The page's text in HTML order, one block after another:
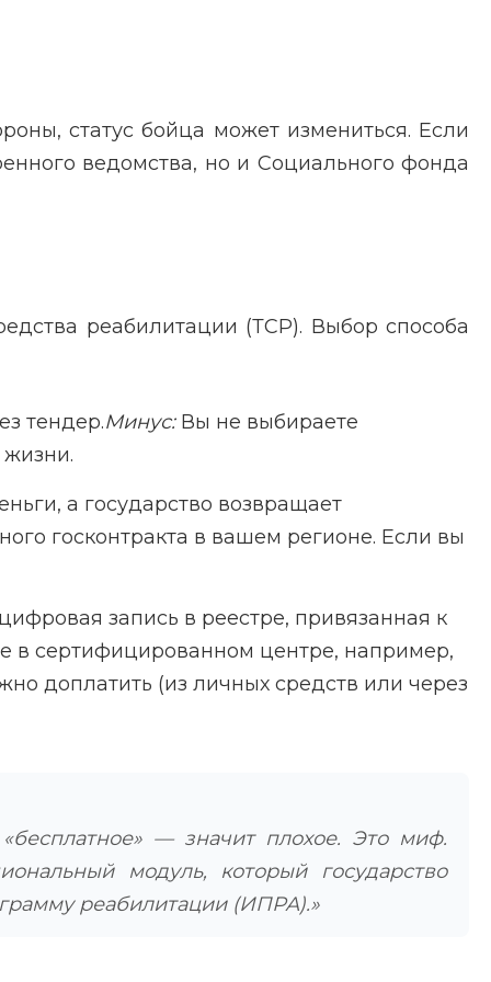
статус бойца может измениться. Если
ведомства, но и Социального фонда
реабилитации (ТСР). Выбор способа
тендер.Минус:Вы не выбираете
а государство возвращает
госконтракта в вашем регионе. Если вы
запись в реестре, привязанная к
в сертифицированном центре, например,
доплатить (из личных средств или через
— значит плохое. Это миф.
модуль, который государство
реабилитации (ИПРА).»